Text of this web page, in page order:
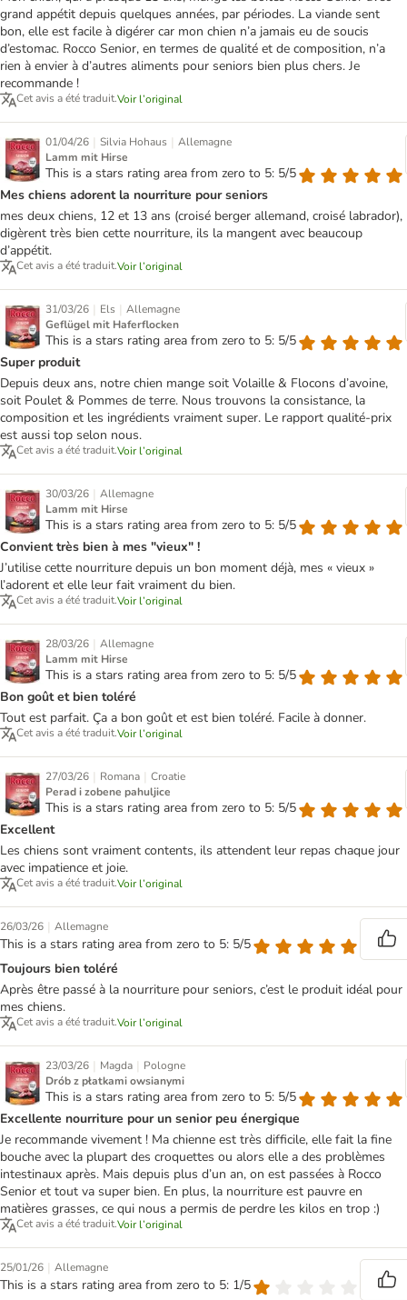
grand appétit depuis quelques années, par périodes. La viande sent
bon, elle est facile à digérer car mon chien n’a jamais eu de soucis
d’estomac. Rocco Senior, en termes de qualité et de composition, n’a
rien à envier à d’autres aliments pour seniors bien plus chers. Je
recommande !
Cet avis a été traduit.Voir l’original
01/04/26 | Silvia Hohaus | Allemagne
Lamm mit Hirse
This is a stars rating area from zero to 5: 5/5
Mes chiens adorent la nourriture pour seniors
mes deux chiens, 12 et 13 ans (croisé berger allemand, croisé labrador),
digèrent très bien cette nourriture, ils la mangent avec beaucoup
d’appétit.
Cet avis a été traduit.Voir l’original
31/03/26 | Els | Allemagne
Geflügel mit Haferflocken
This is a stars rating area from zero to 5: 5/5
Super produit
Depuis deux ans, notre chien mange soit Volaille & Flocons d’avoine,
soit Poulet & Pommes de terre. Nous trouvons la consistance, la
composition et les ingrédients vraiment super. Le rapport qualité-prix
est aussi top selon nous.
Cet avis a été traduit.Voir l’original
30/03/26 | Allemagne
Lamm mit Hirse
This is a stars rating area from zero to 5: 5/5
Convient très bien à mes "vieux" !
J’utilise cette nourriture depuis un bon moment déjà, mes « vieux »
l’adorent et elle leur fait vraiment du bien.
Cet avis a été traduit.Voir l’original
28/03/26 | Allemagne
Lamm mit Hirse
This is a stars rating area from zero to 5: 5/5
Bon goût et bien toléré
Tout est parfait. Ça a bon goût et est bien toléré. Facile à donner.
Cet avis a été traduit.Voir l’original
27/03/26 | Romana | Croatie
Perad i zobene pahuljice
This is a stars rating area from zero to 5: 5/5
Excellent
Les chiens sont vraiment contents, ils attendent leur repas chaque jour
avec impatience et joie.
Cet avis a été traduit.Voir l’original
26/03/26 | Allemagne
This is a stars rating area from zero to 5: 5/5
Toujours bien toléré
Après être passé à la nourriture pour seniors, c’est le produit idéal pour
mes chiens.
Cet avis a été traduit.Voir l’original
23/03/26 | Magda | Pologne
Drób z płatkami owsianymi
This is a stars rating area from zero to 5: 5/5
Excellente nourriture pour un senior peu énergique
Je recommande vivement ! Ma chienne est très difficile, elle fait la fine
bouche avec la plupart des croquettes ou alors elle a des problèmes
intestinaux après. Mais depuis plus d’un an, on est passées à Rocco
Senior et tout va super bien. En plus, la nourriture est pauvre en
matières grasses, ce qui nous a permis de perdre les kilos en trop :)
Cet avis a été traduit.Voir l’original
25/01/26 | Allemagne
This is a stars rating area from zero to 5: 1/5